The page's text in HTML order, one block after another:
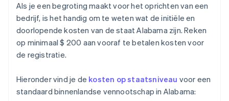
Als je een begroting maakt voor het oprichten van een
bedrijf, is het handig om te weten wat de initiële en
doorlopende kosten van de staat Alabama zijn. Reken
op minimaal $ 200 aan vooraf te betalen kosten voor
de registratie.
Hieronder vind je de kosten op staatsniveau voor een
standaard binnenlandse vennootschap in Alabama: